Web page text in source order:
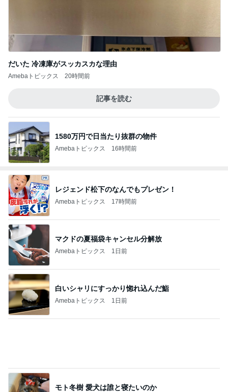
だいた 冷凍庫がスッカスカな理由
Amebaトピックス 20時間前
記事を読む
1580万円で日当たり抜群の物件
Amebaトピックス 16時間前
レジェンド松下のなんでもプレゼン！
Amebaトピックス 17時間前
マクドの夏福袋キャンセル分解放
Amebaトピックス 1日前
白いシャリにすっかり惚れ込んだ鮨
Amebaトピックス 1日前
フルーツみたいなミニトマトのマリネ